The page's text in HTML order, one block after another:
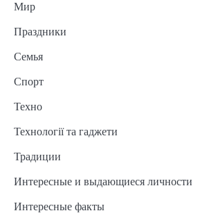
Мир
Праздники
Семья
Спорт
Техно
Технології та гаджети
Традиции
Интересные и выдающиеся личности
Интересные факты